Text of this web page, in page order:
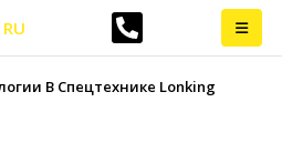
RU
В Спецтехнике Lonking